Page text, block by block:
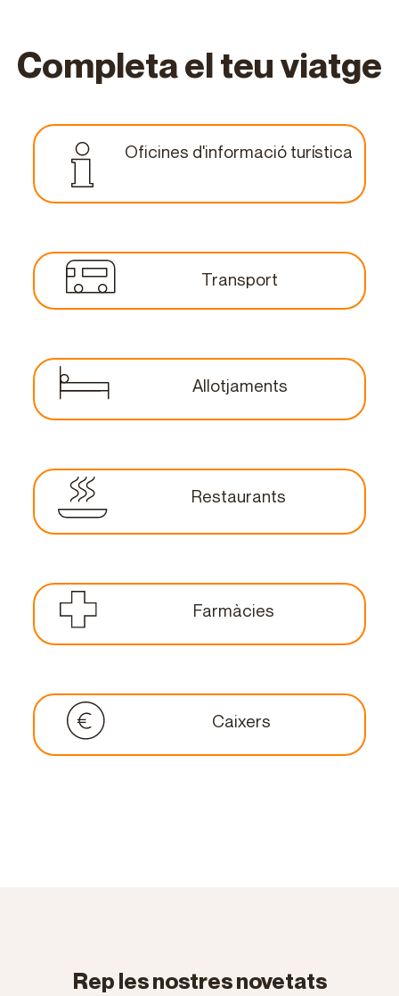
Completa el teu viatge
Oficines d'informació turística
Transport
Allotjaments
Restaurants
Farmàcies
Caixers
Rep les nostres novetats